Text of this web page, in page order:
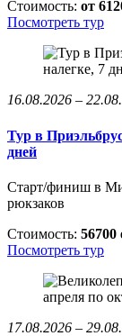
Стоимость: от
Посмотреть тур
16.08.2026 –
Тур в
дней
Старт/финиш в
рюкзаков
Стоимость: 56700
Посмотреть тур
17.08.2026 –